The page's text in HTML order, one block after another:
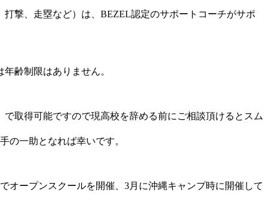
撃、走塁など）は、BEZEL認定のサポートコーチがサポ
齢制限はありません。
で取得可能ですので現高校を辞める前にご相談頂けるとスム
の一助となれば幸いです。
オープンスクールを開催、3月に沖縄キャンプ時に開催して